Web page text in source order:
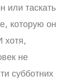
или таскать
которую он
хотя,
не
субботних